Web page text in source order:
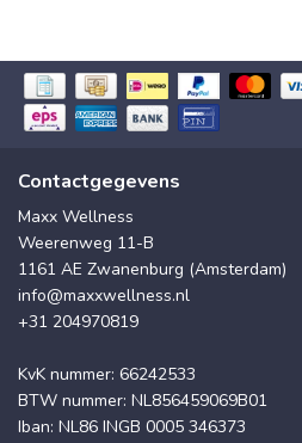
Contactgegevens
Maxx Wellness
Weerenweg 11-B
1161 AE Zwanenburg (Amsterdam)
info@maxxwellness.nl
+31 204970819
KvK nummer: 66242533
BTW nummer: NL856459069B01
Iban: NL86 INGB 0005 346373